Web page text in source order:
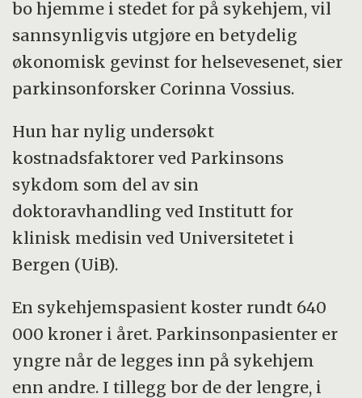
bo hjemme i stedet for på sykehjem, vil
sannsynligvis utgjøre en betydelig
økonomisk gevinst for helsevesenet, sier
parkinsonforsker Corinna Vossius.
Hun har nylig undersøkt
kostnadsfaktorer ved Parkinsons
sykdom som del av sin
doktoravhandling ved Institutt for
klinisk medisin ved Universitetet i
Bergen (UiB).
En sykehjemspasient koster rundt 640
000 kroner i året. Parkinsonpasienter er
yngre når de legges inn på sykehjem
enn andre. I tillegg bor de der lengre, i